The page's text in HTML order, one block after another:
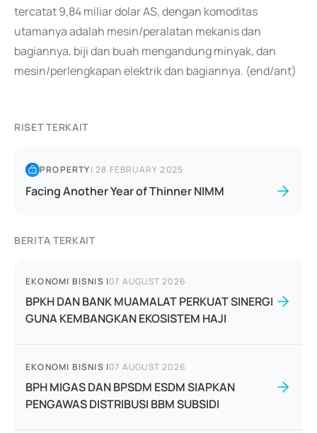
tercatat 9,84 miliar dolar AS, dengan komoditas
utamanya adalah mesin/peralatan mekanis dan
bagiannya, biji dan buah mengandung minyak, dan
mesin/perlengkapan elektrik dan bagiannya. (end/ant)
RISET TERKAIT
PROPERTY|28 FEBRUARY 2025
Facing Another Year of Thinner NIMM
BERITA TERKAIT
EKONOMI BISNIS |07 AUGUST 2026
BPKH DAN BANK MUAMALAT PERKUAT SINERGI
GUNA KEMBANGKAN EKOSISTEM HAJI
EKONOMI BISNIS |07 AUGUST 2026
BPH MIGAS DAN BPSDM ESDM SIAPKAN
PENGAWAS DISTRIBUSI BBM SUBSIDI